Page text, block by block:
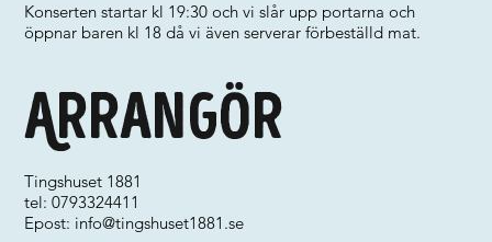
Arrangör
Tingshuset 1881
tel: 0793324411
Epost: info@tingshuset1881.se
Konserten startar kl 19:30 och vi slår upp portarna och
öppnar baren kl 18 då vi även serverar förbeställd mat.